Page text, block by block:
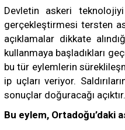
Devletin askeri
gerçekleştirmesi tersten
açıklamalar dikkate
kullanmaya başladıkları
bu tür eylemlerin
ip uçları veriyor.
sonuçlar doğuracağı açıktır.
Bu eylem, Ortadoğu’daki